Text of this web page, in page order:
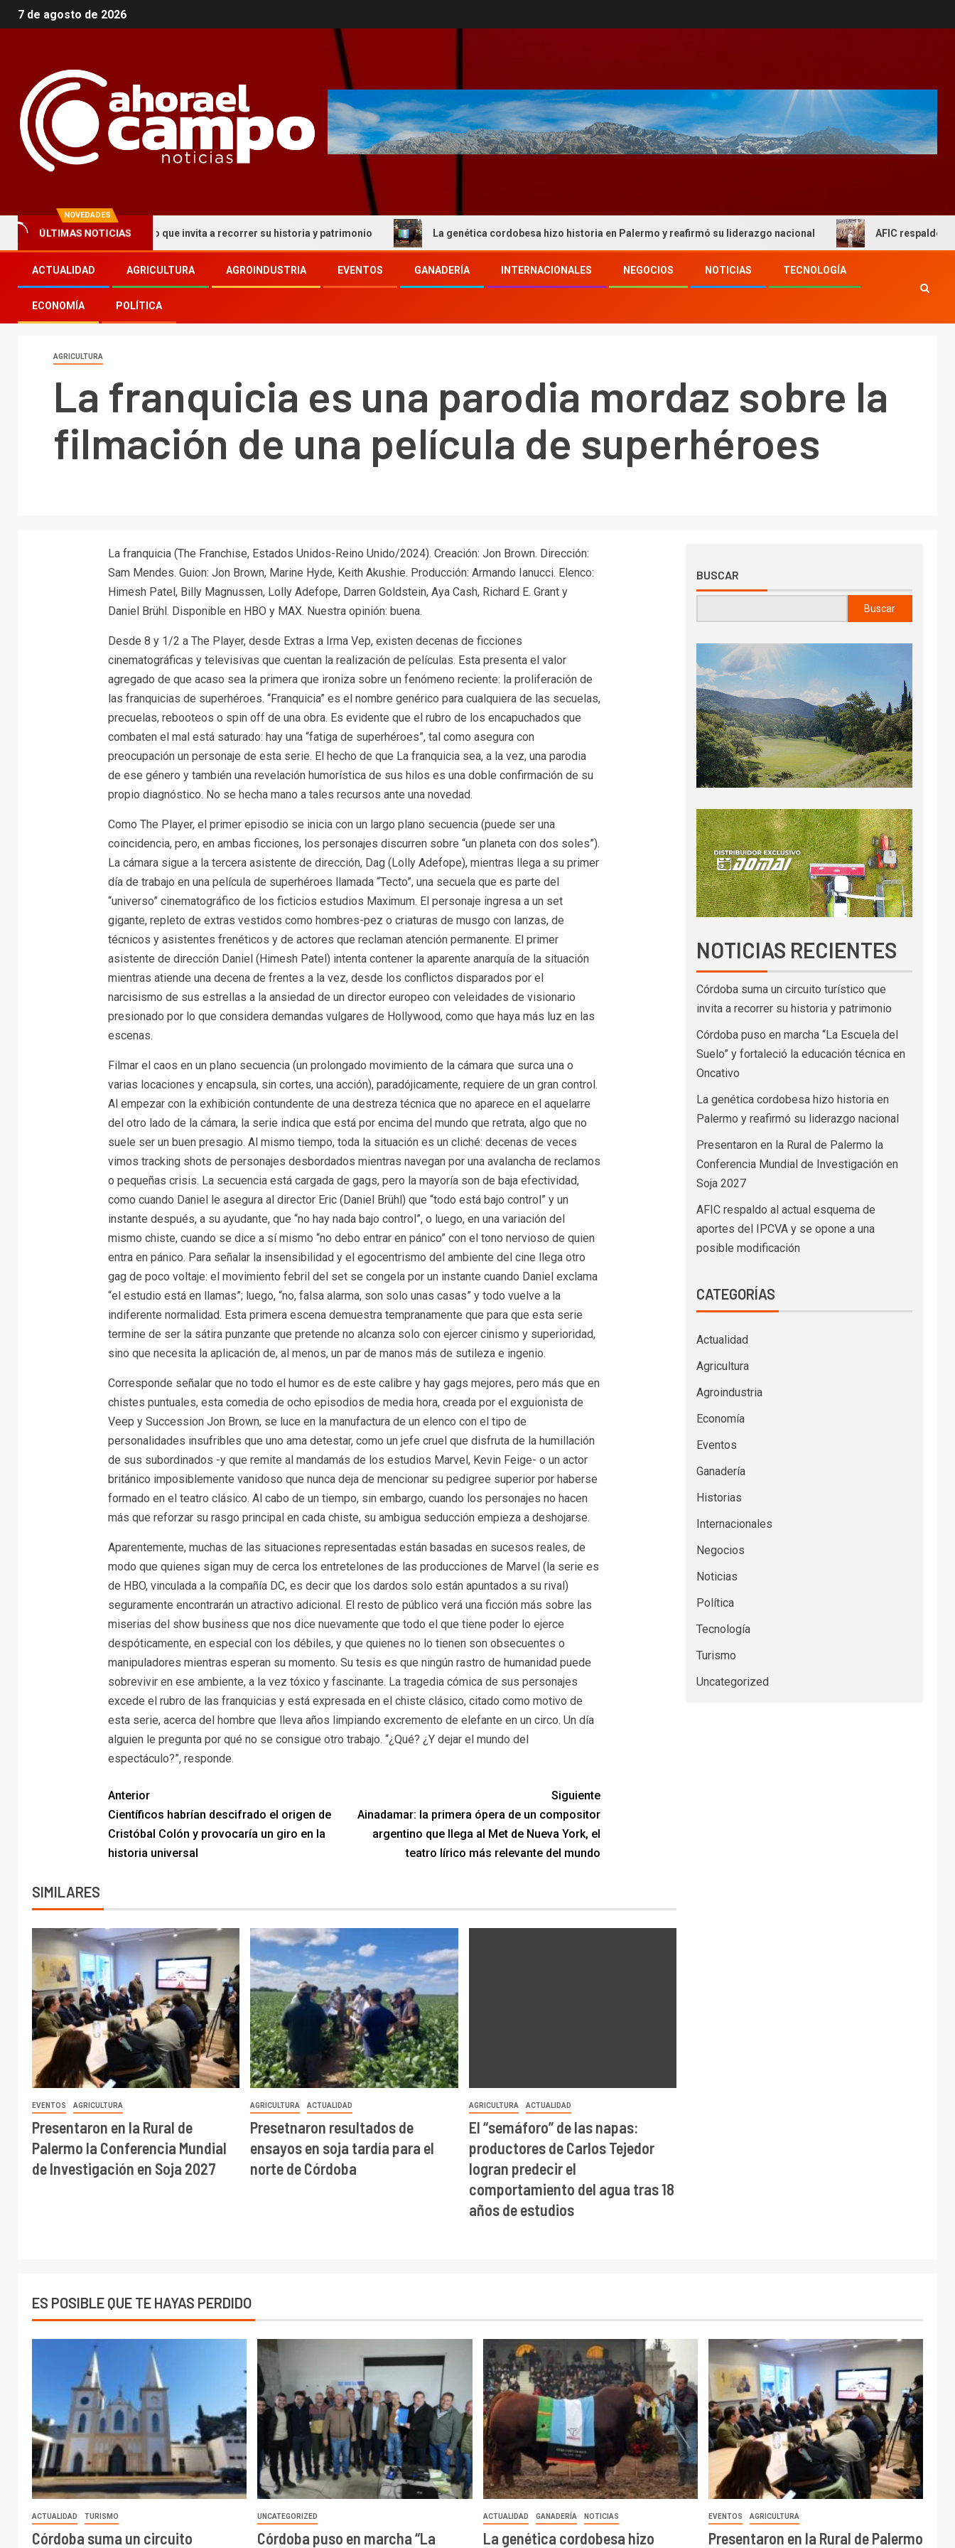
7 de agosto de 2026
NOVEDADES
ÚLTIMAS NOTICIAS
un circuito turístico que invita a recorrer su historia y patrimonio La genética cordobesa hizo historia en Palermo y reafirmó su liderazgo nacional AFIC respaldo al actual
ACTUALIDAD AGRICULTURA AGROINDUSTRIA EVENTOS GANADERÍA INTERNACIONALES NEGOCIOS NOTICIAS TECNOLOGÍA
ECONOMÍA POLÍTICA
AGRICULTURA
La franquicia es una parodia mordaz sobre la
filmación de una película de superhéroes
La franquicia (The Franchise, Estados Unidos-Reino Unido/2024). Creación: Jon Brown. Dirección:
Sam Mendes. Guion: Jon Brown, Marine Hyde, Keith Akushie. Producción: Armando Ianucci. Elenco:
Himesh Patel, Billy Magnussen, Lolly Adefope, Darren Goldstein, Aya Cash, Richard E. Grant y
Daniel Brühl. Disponible en HBO y MAX. Nuestra opinión: buena.
Desde 8 y 1/2 a The Player, desde Extras a Irma Vep, existen decenas de ficciones
cinematográficas y televisivas que cuentan la realización de películas. Esta presenta el valor
agregado de que acaso sea la primera que ironiza sobre un fenómeno reciente: la proliferación de
las franquicias de superhéroes. “Franquicia” es el nombre genérico para cualquiera de las secuelas,
precuelas, rebooteos o spin off de una obra. Es evidente que el rubro de los encapuchados que
combaten el mal está saturado: hay una “fatiga de superhéroes”, tal como asegura con
preocupación un personaje de esta serie. El hecho de que La franquicia sea, a la vez, una parodia
de ese género y también una revelación humorística de sus hilos es una doble confirmación de su
propio diagnóstico. No se hecha mano a tales recursos ante una novedad.
Como The Player, el primer episodio se inicia con un largo plano secuencia (puede ser una
coincidencia, pero, en ambas ficciones, los personajes discurren sobre “un planeta con dos soles”).
La cámara sigue a la tercera asistente de dirección, Dag (Lolly Adefope), mientras llega a su primer
día de trabajo en una película de superhéroes llamada “Tecto”, una secuela que es parte del
“universo” cinematográfico de los ficticios estudios Maximum. El personaje ingresa a un set
gigante, repleto de extras vestidos como hombres-pez o criaturas de musgo con lanzas, de
técnicos y asistentes frenéticos y de actores que reclaman atención permanente. El primer
asistente de dirección Daniel (Himesh Patel) intenta contener la aparente anarquía de la situación
mientras atiende una decena de frentes a la vez, desde los conflictos disparados por el
narcisismo de sus estrellas a la ansiedad de un director europeo con veleidades de visionario
presionado por lo que considera demandas vulgares de Hollywood, como que haya más luz en las
escenas.
Filmar el caos en un plano secuencia (un prolongado movimiento de la cámara que surca una o
varias locaciones y encapsula, sin cortes, una acción), paradójicamente, requiere de un gran control.
Al empezar con la exhibición contundente de una destreza técnica que no aparece en el aquelarre
del otro lado de la cámara, la serie indica que está por encima del mundo que retrata, algo que no
suele ser un buen presagio. Al mismo tiempo, toda la situación es un cliché: decenas de veces
vimos tracking shots de personajes desbordados mientras navegan por una avalancha de reclamos
o pequeñas crisis. La secuencia está cargada de gags, pero la mayoría son de baja efectividad,
como cuando Daniel le asegura al director Eric (Daniel Brühl) que “todo está bajo control” y un
instante después, a su ayudante, que “no hay nada bajo control”, o luego, en una variación del
mismo chiste, cuando se dice a sí mismo “no debo entrar en pánico” con el tono nervioso de quien
entra en pánico. Para señalar la insensibilidad y el egocentrismo del ambiente del cine llega otro
gag de poco voltaje: el movimiento febril del set se congela por un instante cuando Daniel exclama
“el estudio está en llamas”; luego, “no, falsa alarma, son solo unas casas” y todo vuelve a la
indiferente normalidad. Esta primera escena demuestra tempranamente que para que esta serie
termine de ser la sátira punzante que pretende no alcanza solo con ejercer cinismo y superioridad,
sino que necesita la aplicación de, al menos, un par de manos más de sutileza e ingenio.
Corresponde señalar que no todo el humor es de este calibre y hay gags mejores, pero más que en
chistes puntuales, esta comedia de ocho episodios de media hora, creada por el exguionista de
Veep y Succession Jon Brown, se luce en la manufactura de un elenco con el tipo de
personalidades insufribles que uno ama detestar, como un jefe cruel que disfruta de la humillación
de sus subordinados -y que remite al mandamás de los estudios Marvel, Kevin Feige- o un actor
británico imposiblemente vanidoso que nunca deja de mencionar su pedigree superior por haberse
formado en el teatro clásico. Al cabo de un tiempo, sin embargo, cuando los personajes no hacen
más que reforzar su rasgo principal en cada chiste, su ambigua seducción empieza a deshojarse.
Aparentemente, muchas de las situaciones representadas están basadas en sucesos reales, de
modo que quienes sigan muy de cerca los entretelones de las producciones de Marvel (la serie es
de HBO, vinculada a la compañía DC, es decir que los dardos solo están apuntados a su rival)
seguramente encontrarán un atractivo adicional. El resto de público verá una ficción más sobre las
miserias del show business que nos dice nuevamente que todo el que tiene poder lo ejerce
despóticamente, en especial con los débiles, y que quienes no lo tienen son obsecuentes o
manipuladores mientras esperan su momento. Su tesis es que ningún rastro de humanidad puede
sobrevivir en ese ambiente, a la vez tóxico y fascinante. La tragedia cómica de sus personajes
excede el rubro de las franquicias y está expresada en el chiste clásico, citado como motivo de
esta serie, acerca del hombre que lleva años limpiando excremento de elefante en un circo. Un día
alguien le pregunta por qué no se consigue otro trabajo. “¿Qué? ¿Y dejar el mundo del
espectáculo?”, responde.
Anterior
Científicos habrían descifrado el origen de
Cristóbal Colón y provocaría un giro en la
historia universal
Siguiente
Ainadamar: la primera ópera de un compositor
argentino que llega al Met de Nueva York, el
teatro lírico más relevante del mundo
SIMILARES
EVENTOS AGRICULTURA
Presentaron en la Rural de
Palermo la Conferencia Mundial
de Investigación en Soja 2027
AGRICULTURA ACTUALIDAD
Presetnaron resultados de
ensayos en soja tardía para el
norte de Córdoba
AGRICULTURA ACTUALIDAD
El “semáforo” de las napas:
productores de Carlos Tejedor
logran predecir el
comportamiento del agua tras 18
años de estudios
BUSCAR
Buscar
NOTICIAS RECIENTES
Córdoba suma un circuito turístico que
invita a recorrer su historia y patrimonio
Córdoba puso en marcha “La Escuela del
Suelo” y fortaleció la educación técnica en
Oncativo
La genética cordobesa hizo historia en
Palermo y reafirmó su liderazgo nacional
Presentaron en la Rural de Palermo la
Conferencia Mundial de Investigación en
Soja 2027
AFIC respaldo al actual esquema de
aportes del IPCVA y se opone a una
posible modificación
CATEGORÍAS
Actualidad
Agricultura
Agroindustria
Economía
Eventos
Ganadería
Historias
Internacionales
Negocios
Noticias
Política
Tecnología
Turismo
Uncategorized
ES POSIBLE QUE TE HAYAS PERDIDO
ACTUALIDAD TURISMO
Córdoba suma un circuito
UNCATEGORIZED
Córdoba puso en marcha “La
ACTUALIDAD GANADERÍA NOTICIAS
La genética cordobesa hizo
EVENTOS AGRICULTURA
Presentaron en la Rural de Palermo